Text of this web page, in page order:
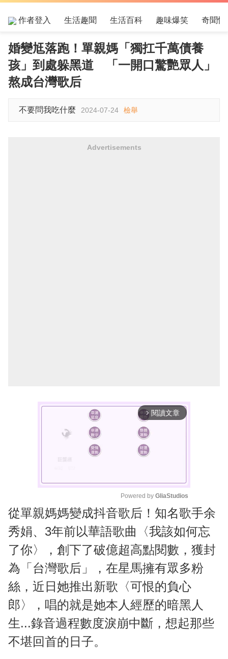
作者登入 生活趣聞 生活百科 趣味爆笑 奇聞怪
婚變尪落跑！單親媽「獨扛千萬債養
孩」到處躲黑道 「一開口驚艷眾人」
熬成台灣歌后
不要問我吃什麼 2024-07-24 檢舉
Advertisements
arrow_forward_ios 閱讀文章
M
u
t
e
Powered by GliaStudios
從單親媽媽變成抖音歌后！知名歌手余
秀娟、3年前以華語歌曲〈我該如何忘
了你〉，創下了破億超高點閱數，獲封
為「台灣歌后」，在星馬擁有眾多粉
絲，近日她推出新歌〈可恨的負心
郎〉，唱的就是她本人經歷的暗黑人
生...錄音過程數度淚崩中斷，想起那些
不堪回首的日子。